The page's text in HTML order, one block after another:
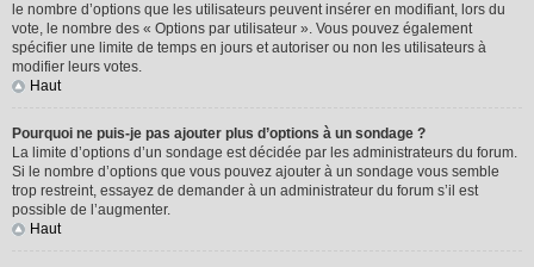
le nombre d’options que les utilisateurs peuvent insérer en modifiant, lors du
vote, le nombre des « Options par utilisateur ». Vous pouvez également
spécifier une limite de temps en jours et autoriser ou non les utilisateurs à
modifier leurs votes.
Haut
Pourquoi ne puis-je pas ajouter plus d’options à un sondage ?
La limite d’options d’un sondage est décidée par les administrateurs du forum.
Si le nombre d’options que vous pouvez ajouter à un sondage vous semble
trop restreint, essayez de demander à un administrateur du forum s’il est
possible de l’augmenter.
Haut